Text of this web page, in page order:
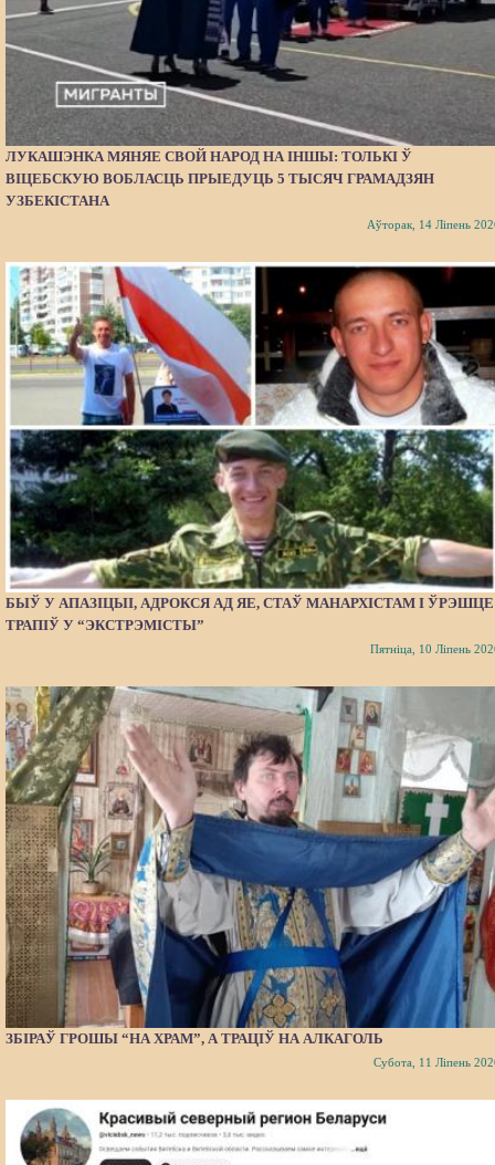
ЛУКАШЭНКА МЯНЯЕ СВОЙ НАРОД НА ІНШЫ: ТОЛЬКІ Ў
ВІЦЕБСКУЮ ВОБЛАСЦЬ ПРЫЕДУЦЬ 5 ТЫСЯЧ ГРАМАДЗЯН
УЗБЕКІСТАНА
Аўторак, 14 Ліпень
БЫЎ У АПАЗІЦЫІ, АДРОКСЯ АД ЯЕ, СТАЎ МАНАРХІСТАМ І ЎРЭШЦЕ
ТРАПІЎ У “ЭКСТРЭМІСТЫ”
Пятніца, 10 Ліпень
ЗБІРАЎ ГРОШЫ “НА ХРАМ”, А ТРАЦІЎ НА АЛКАГОЛЬ
Субота, 11 Ліпень